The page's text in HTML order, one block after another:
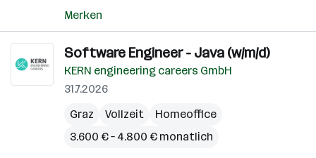
Merken
Software Engineer - Java (w/m/d)
KERN engineering careers GmbH
31.7.2026
Graz
Vollzeit
Homeoffice
3.600 € – 4.800 € monatlich